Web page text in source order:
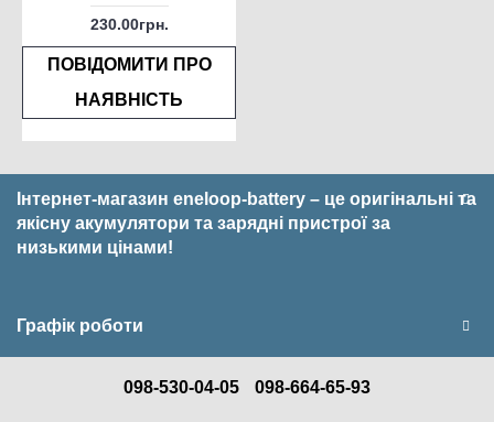
230.00грн.
ПОВІДОМИТИ ПРО
НАЯВНІСТЬ
Інтернет-магазин eneloop-battery – це оригінальні та
якісну акумулятори та зарядні пристрої за
низькими цінами!
Графік роботи
098-530-04-05 098-664-65-93